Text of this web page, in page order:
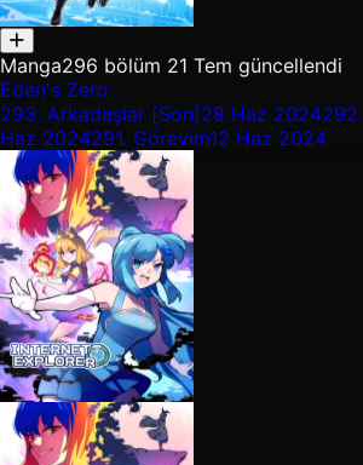
Manga296 bölüm 21 Tem güncellendi
Eden's Zero
293. Arkadaşlar [Son]28 Haz 2024292.
Haz 2024291. Görevim12 Haz 2024